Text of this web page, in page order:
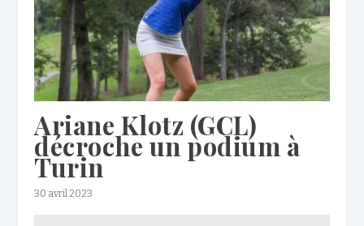
Ariane Klotz (GCL)
décroche un podium à
Turin
30 avril 2023